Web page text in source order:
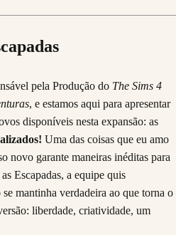
pela Produção do The Sims 4
, e estamos aqui para apresentar
disponíveis nesta expansão: as
Uma das coisas que eu amo
novo garante maneiras inéditas para
Escapadas, a equipe quis
mantinha verdadeira ao que torna o
liberdade, criatividade, um